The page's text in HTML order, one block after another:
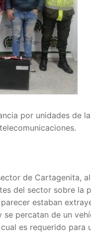
por unidades de
de Cartagenita,
del sector sobre la
estaban
percatan de un
es requerido